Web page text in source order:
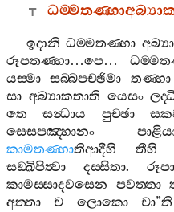
ඉදානි ධම‍්මතණ‍්හා
රූපතණ‍්හා…පෙ…
යස‍්මා
සබ‍්බපච‍්ඡිමා තණ‍්හා
සා අබ්‍යාකතාති යෙසං
තෙ
සන්‍ධාය පුච‍්ඡා
සෙසපඤ‍්හානං
කාමතණ‍්හාතිආදීහි තීහි
සඞ‍්ඛිපිත්‍වා
දස‍්සිතා.
කාමස‍්සාදවසෙන
පවත‍්තා
අත‍්තා
ච ලොකො චා”ති